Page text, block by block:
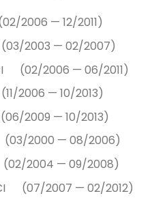
2006 — 12/2011)
2003 — 02/2007)
(02/2006 — 06/2011)
2006 — 10/2013)
2009 — 10/2013)
2000 — 08/2006)
2004 — 09/2008)
(07/2007 — 02/2012)